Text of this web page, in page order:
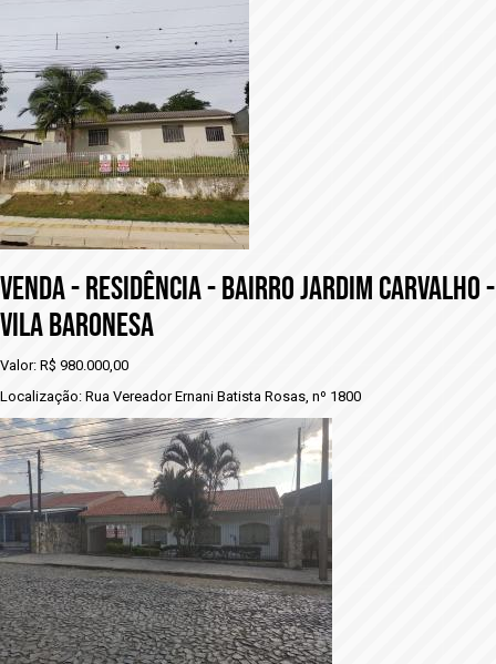
VENDA - RESIDÊNCIA - BAIRRO JARDIM CARVALHO -
vILA BARONESA
Valor: R$ 980.000,00
Localização: Rua Vereador Ernani Batista Rosas, nº 1800